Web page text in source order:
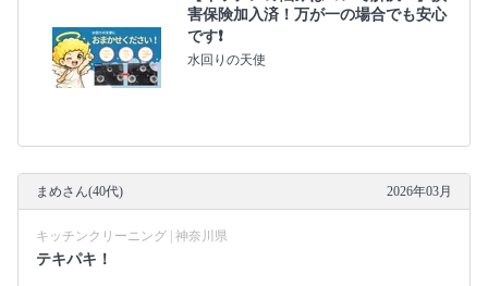
害保険加入済！万が一の場合でも安心
です❗️
水回りの天使
まめさん(40代) 2026年03月
キッチンクリーニング | 神奈川県
テキパキ！